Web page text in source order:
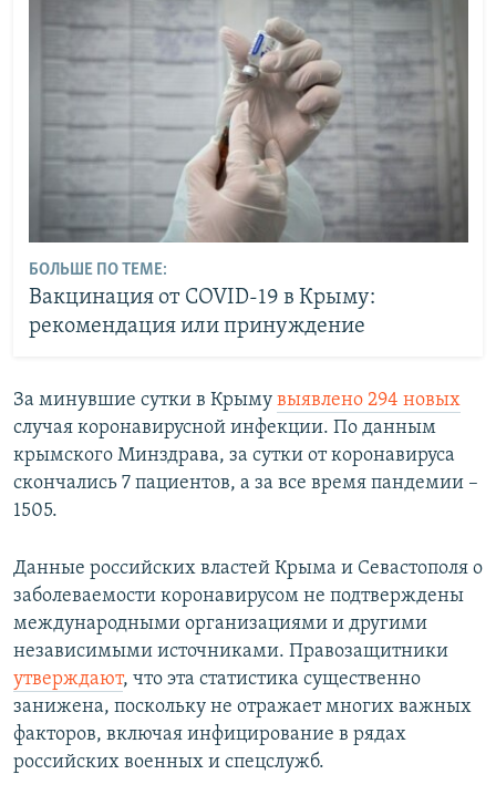
БОЛЬШЕ ПО ТЕМЕ:
Вакцинация от COVID-19 в Крыму:
рекомендация или принуждение
За минувшие сутки в Крыму выявлено 294 новых
случая коронавирусной инфекции. По данным
крымского Минздрава, за сутки от коронавируса
скончались 7 пациентов, а за все время пандемии –
1505.
Данные российских властей Крыма и Севастополя о
заболеваемости коронавирусом не подтверждены
международными организациями и другими
независимыми источниками. Правозащитники
утверждают, что эта статистика существенно
занижена, поскольку не отражает многих важных
факторов, включая инфицирование в рядах
российских военных и спецслужб.